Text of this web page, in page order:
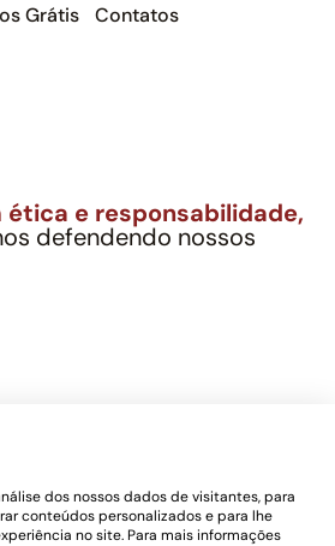
Grátis
Contatos
e responsabilidade,
defendendo nossos
Meta Platforms, Inc., Google LLC,
dos nossos dados de visitantes, para
conteúdos personalizados e para lhe
no site. Para mais informações